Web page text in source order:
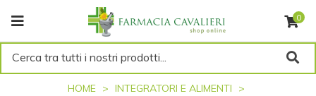
0
Cerca tra tutti i nostri prodotti...
HOME
INTEGRATORI E ALIMENTI